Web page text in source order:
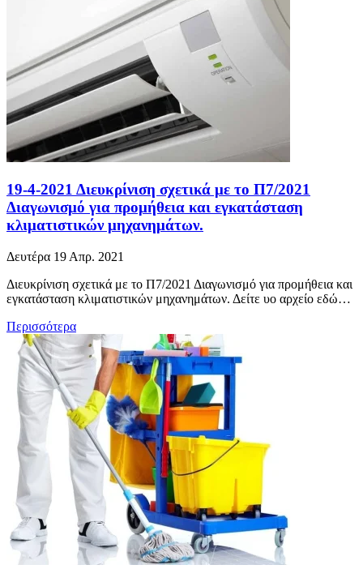
19-4-2021 Διευκρίνιση σχετικά με το Π7/2021
Διαγωνισμό για προμήθεια και εγκατάσταση
κλιματιστικών μηχανημάτων.
Δευτέρα 19 Απρ. 2021
Διευκρίνιση σχετικά με το Π7/2021 Διαγωνισμό για προμήθεια και
εγκατάσταση κλιματιστικών μηχανημάτων. Δείτε υο αρχείο εδώ…
Περισσότερα